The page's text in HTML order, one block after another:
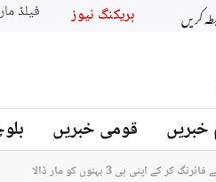
کریں بریکنگ نیوز
خبریں قومی خبریں
کر کے اپنی ہی 3 بہنوں کو مار ڈالا